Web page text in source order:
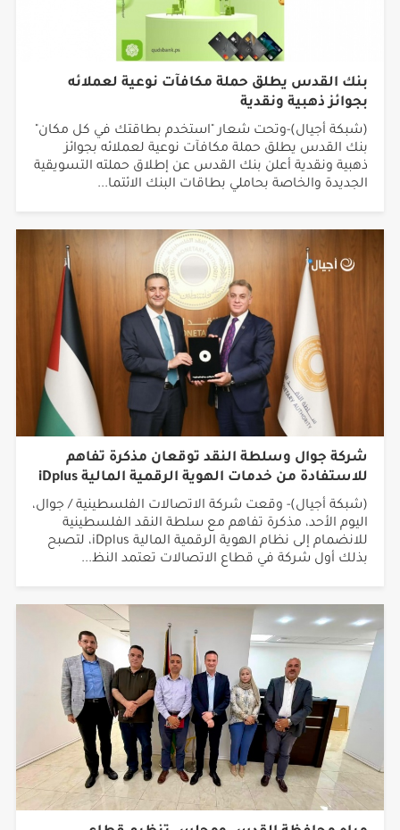
بنك القدس يطلق حملة مكافآت نوعية لعملائه
بجوائز ذهبية ونقدية
(شبكة أجيال)-وتحت شعار "استخدم بطاقتك في كل مكان"
بنك القدس يطلق حملة مكافآت نوعية لعملائه بجوائز
ذهبية ونقدية أعلن بنك القدس عن إطلاق حملته التسويقية
الجديدة والخاصة بحاملي بطاقات البنك الائتما...
شركة جوال وسلطة النقد توقعان مذكرة تفاهم
للاستفادة من خدمات الهوية الرقمية المالية iDplus
(شبكة أجيال)- وقعت شركة الاتصالات الفلسطينية / جوال،
اليوم الأحد، مذكرة تفاهم مع سلطة النقد الفلسطينية
للانضمام إلى نظام الهوية الرقمية المالية iDplus، لتصبح
بذلك أول شركة في قطاع الاتصالات تعتمد النظ...